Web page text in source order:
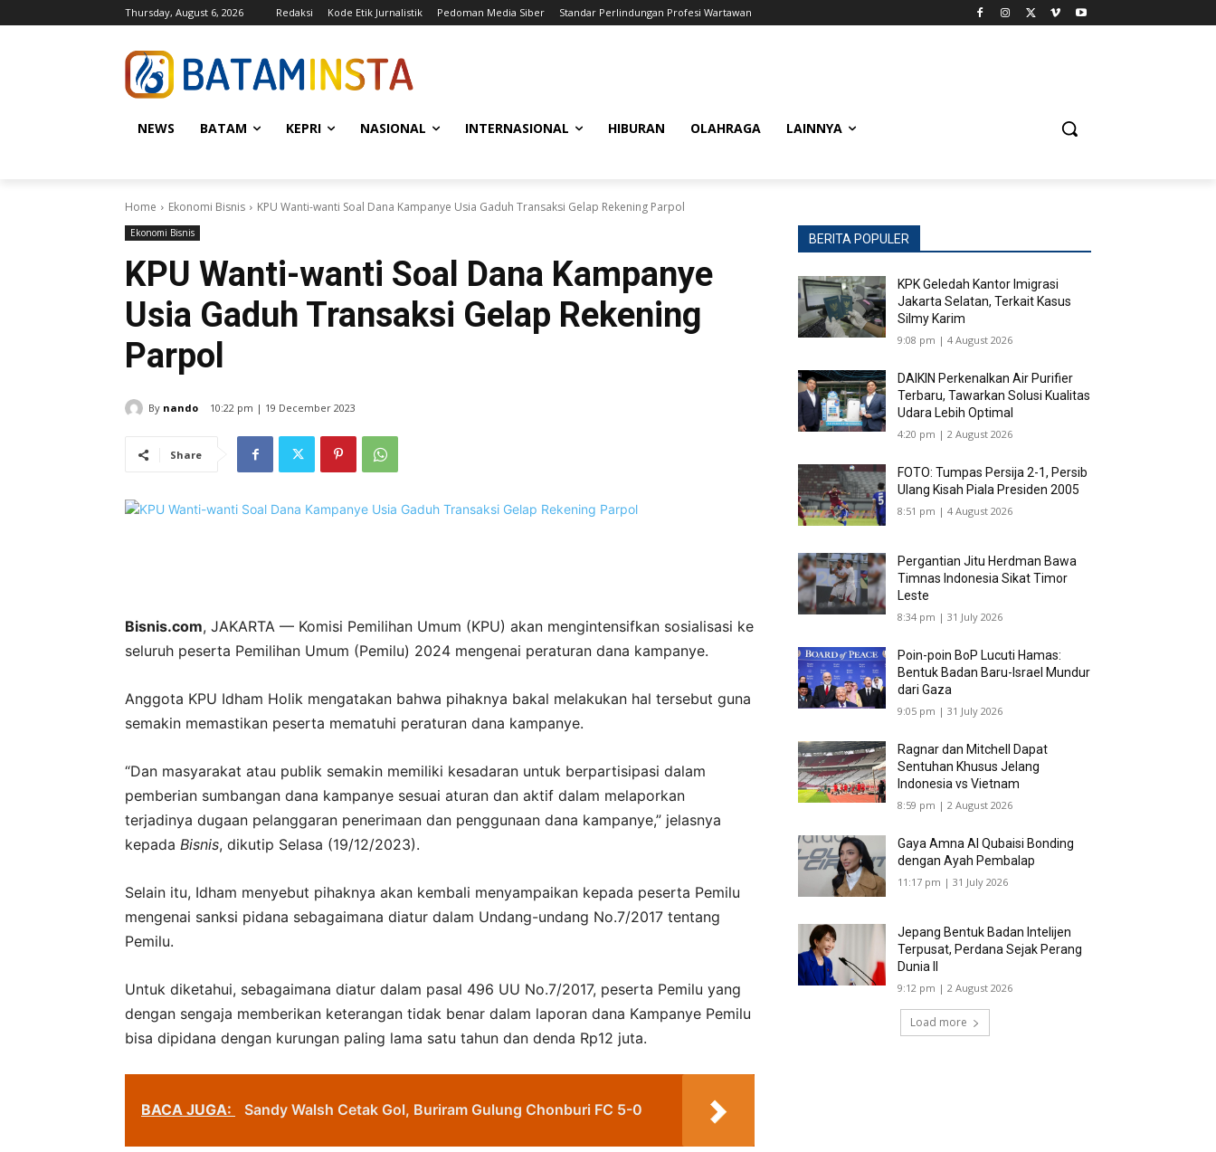
Thursday, August 6, 2026 Redaksi Kode Etik Jurnalistik Pedoman Media Siber Standar Perlindungan Profesi Wartawan
NEWS BATAM KEPRI NASIONAL INTERNASIONAL HIBURAN OLAHRAGA LAINNYA
Home Ekonomi Bisnis KPU Wanti-wanti Soal Dana Kampanye Usia Gaduh Transaksi Gelap Rekening Parpol
Ekonomi Bisnis
KPU Wanti-wanti Soal Dana Kampanye
Usia Gaduh Transaksi Gelap Rekening
Parpol
By nando 10:22 pm | 19 December 2023
Share
Bisnis.com, JAKARTA — Komisi Pemilihan Umum (KPU) akan mengintensifkan sosialisasi ke
seluruh peserta Pemilihan Umum (Pemilu) 2024 mengenai peraturan dana kampanye.
Anggota KPU Idham Holik mengatakan bahwa pihaknya bakal melakukan hal tersebut guna
semakin memastikan peserta mematuhi peraturan dana kampanye.
“Dan masyarakat atau publik semakin memiliki kesadaran untuk berpartisipasi dalam
pemberian sumbangan dana kampanye sesuai aturan dan aktif dalam melaporkan
terjadinya dugaan pelanggaran penerimaan dan penggunaan dana kampanye,” jelasnya
kepada Bisnis, dikutip Selasa (19/12/2023).
Selain itu, Idham menyebut pihaknya akan kembali menyampaikan kepada peserta Pemilu
mengenai sanksi pidana sebagaimana diatur dalam Undang-undang No.7/2017 tentang
Pemilu.
Untuk diketahui, sebagaimana diatur dalam pasal 496 UU No.7/2017, peserta Pemilu yang
dengan sengaja memberikan keterangan tidak benar dalam laporan dana Kampanye Pemilu
bisa dipidana dengan kurungan paling lama satu tahun dan denda Rp12 juta.
BACA JUGA: Sandy Walsh Cetak Gol, Buriram Gulung Chonburi FC 5-0
BERITA POPULER
KPK Geledah Kantor Imigrasi
Jakarta Selatan, Terkait Kasus
Silmy Karim
9:08 pm | 4 August 2026
DAIKIN Perkenalkan Air Purifier
Terbaru, Tawarkan Solusi Kualitas
Udara Lebih Optimal
4:20 pm | 2 August 2026
FOTO: Tumpas Persija 2-1, Persib
Ulang Kisah Piala Presiden 2005
8:51 pm | 4 August 2026
Pergantian Jitu Herdman Bawa
Timnas Indonesia Sikat Timor
Leste
8:34 pm | 31 July 2026
Poin-poin BoP Lucuti Hamas:
Bentuk Badan Baru-Israel Mundur
dari Gaza
9:05 pm | 31 July 2026
Ragnar dan Mitchell Dapat
Sentuhan Khusus Jelang
Indonesia vs Vietnam
8:59 pm | 2 August 2026
Gaya Amna Al Qubaisi Bonding
dengan Ayah Pembalap
11:17 pm | 31 July 2026
Jepang Bentuk Badan Intelijen
Terpusat, Perdana Sejak Perang
Dunia II
9:12 pm | 2 August 2026
Load more